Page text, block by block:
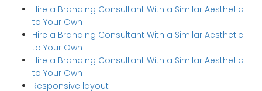
Hire a Branding Consultant With a Similar Aesthetic
to Your Own
Hire a Branding Consultant With a Similar Aesthetic
to Your Own
Hire a Branding Consultant With a Similar Aesthetic
to Your Own
Responsive layout